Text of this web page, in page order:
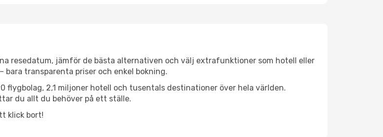
resedatum, jämför de bästa alternativen och välj extrafunktioner som hotell eller
transparenta priser och enkel bokning.
flygbolag, 2,1 miljoner hotell och tusentals destinationer över hela världen.
du allt du behöver på ett ställe.
klick bort!